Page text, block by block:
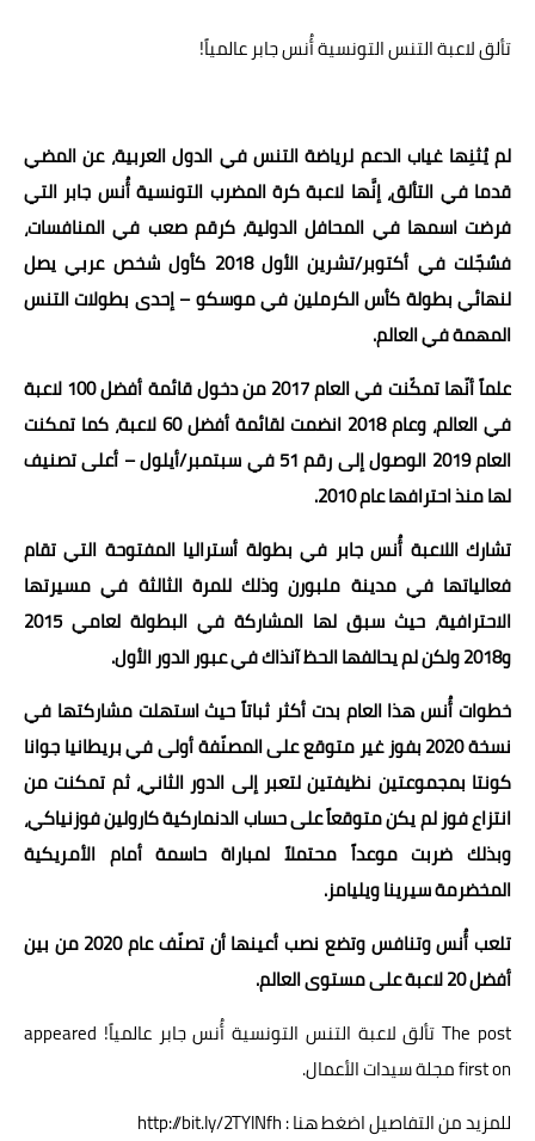
عالم المرأة
أخبار عربية
أخبار النجوم
أخبار العالم
تألق لاعبة التنس التونسية أُنس جابر عالمياً!
لم يُثنِها غياب الدعم لرياضة التنس في الدول العربية، عن المضي
قدما في التألق، إنَّها لاعبة كرة المضرب التونسية أُنس جابر التي
فرضت اسمها في المحافل الدولية، كرقم صعب في المنافسات،
فسٌجّلت في أكتوبر/تشرين الأول 2018 كأول شخص عربي يصل
لنهائي بطولة كأس الكرملين في موسكو – إحدى بطولات التنس
المهمة في العالم.
علماً أنّها تمكّنت في العام 2017 من دخول قائمة أفضل 100 لاعبة
في العالم، وعام 2018 انضمت لقائمة أفضل 60 لاعبة، كما تمكنت
العام 2019 الوصول إلى رقم 51 في سبتمبر/أيلول – أعلى تصنيف
لها منذ احترافها عام 2010.
تشارك اللاعبة أُنس جابر في بطولة أستراليا المفتوحة التي تقام
فعالياتها في مدينة ملبورن وذلك للمرة الثالثة في مسيرتها
الاحترافية، حيث سبق لها المشاركة في البطولة لعامي 2015
و2018 ولكن لم يحالفها الحظ آنذاك في عبور الدور الأول.
خطوات أُنس هذا العام بدت أكثر ثباتاً حيث استهلت مشاركتها في
نسخة 2020 بفوز غير متوقع على المصنّفة أولى في بريطانيا جوانا
كونتا بمجموعتين نظيفتين لتعبر إلى الدور الثاني، ثم تمكنت من
انتزاع فوز لم يكن متوقعاً على حساب الدنماركية كارولين فوزنياكي،
وبذلك ضربت موعداً محتملاً لمباراة حاسمة أمام الأمريكية
المخضرمة سيرينا ويليامز.
تلعب أُنس وتنافس وتضع نصب أعينها أن تصنّف عام 2020 من بين
أفضل 20 لاعبة على مستوى العالم.
The post تألق لاعبة التنس التونسية أُنس جابر عالمياً! appeared
first onمجلة سيدات الأعمال.
للمزيد من التفاصيل اضغط هنا : http://bit.ly/2TYlNfh